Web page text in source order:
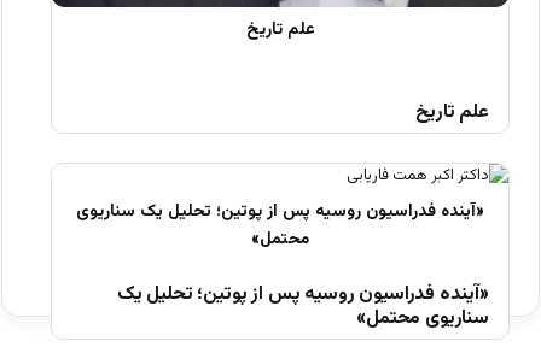
علم تاریخ
«آینده فدراسیون روسیه پس از پوتین؛ تحلیل یک
سناریوی محتمل»